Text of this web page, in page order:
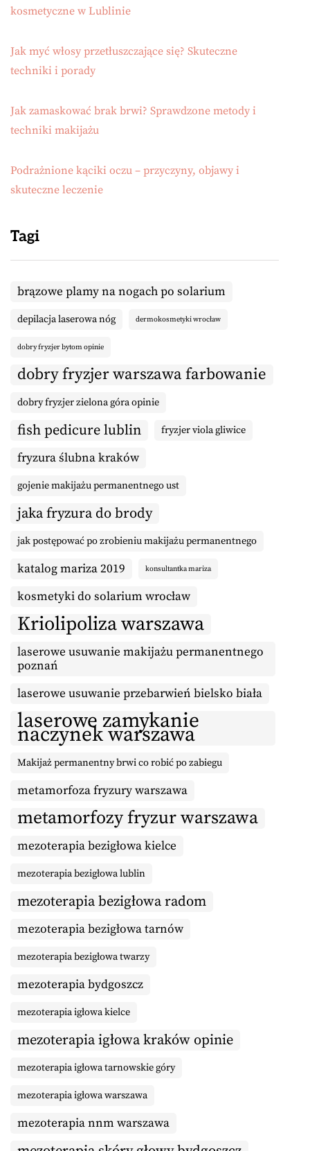
kosmetyczne w Lublinie
Jak myć włosy przetłuszczające się? Skuteczne
techniki i porady
Jak zamaskować brak brwi? Sprawdzone metody i
techniki makijażu
Podrażnione kąciki oczu – przyczyny, objawy i
skuteczne leczenie
Tagi
brązowe plamy na nogach po solarium
depilacja laserowa nóg dermokosmetyki wrocław
dobry fryzjer bytom opinie
dobry fryzjer warszawa farbowanie
dobry fryzjer zielona góra opinie
fish pedicure lublin fryzjer viola gliwice
fryzura ślubna kraków
gojenie makijażu permanentnego ust
jaka fryzura do brody
jak postępować po zrobieniu makijażu permanentnego
katalog mariza 2019 konsultantka mariza
kosmetyki do solarium wrocław
Kriolipoliza warszawa
laserowe usuwanie makijażu permanentnego
poznań
laserowe usuwanie przebarwień bielsko biała
laserowe zamykanie
naczynek warszawa
Makijaż permanentny brwi co robić po zabiegu
metamorfoza fryzury warszawa
metamorfozy fryzur warszawa
mezoterapia bezigłowa kielce
mezoterapia bezigłowa lublin
mezoterapia bezigłowa radom
mezoterapia bezigłowa tarnów
mezoterapia bezigłowa twarzy
mezoterapia bydgoszcz
mezoterapia igłowa kielce
mezoterapia igłowa kraków opinie
mezoterapia igłowa tarnowskie góry
mezoterapia igłowa warszawa
mezoterapia nnm warszawa